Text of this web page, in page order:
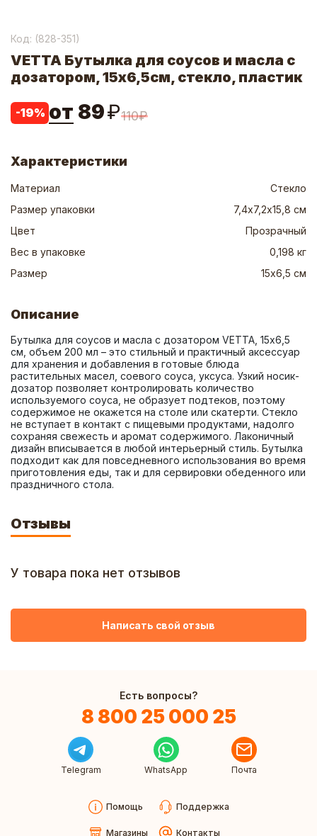
Код: (828-351)
VETTA Бутылка для соусов и масла с
дозатором, 15х6,5см, стекло, пластик
-19% от 89₽110₽
Характеристики
Материал
Стекло
Размер упаковки
7,4х7,2х15,8 см
Цвет
Прозрачный
Вес в упаковке
0,198 кг
Размер
15х6,5 см
Описание
Бутылка для соусов и масла с дозатором VETTA, 15х6,5
см, объем 200 мл – это стильный и практичный аксессуар
для хранения и добавления в готовые блюда
растительных масел, соевого соуса, уксуса. Узкий носик-
дозатор позволяет контролировать количество
используемого соуса, не образует подтеков, поэтому
содержимое не окажется на столе или скатерти. Стекло
не вступает в контакт с пищевыми продуктами, надолго
сохраняя свежесть и аромат содержимого. Лаконичный
дизайн вписывается в любой интерьерный стиль. Бутылка
подходит как для повседневного использования во время
приготовления еды, так и для сервировки обеденного или
праздничного стола.
Отзывы
У товара пока нет отзывов
Написать свой отзыв
Есть вопросы?
8 800 25 000 25
Telegram WhatsApp Почта
Помощь Поддержка
Магазины Контакты